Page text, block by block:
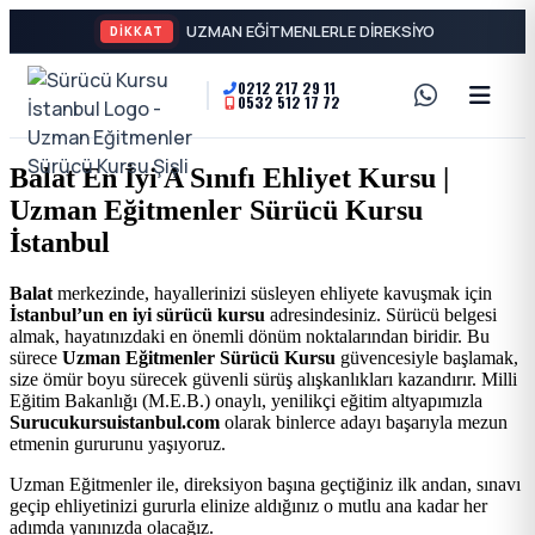
DİKKAT
Sürücü
Kursu
İstanbul
-
Şişli
En
İyi
Ehliyet
A2
Motor
Ehliyeti
ve
Özel
Direksiyon
Dersi
0212 217 29 11
0532 512 17 72
Balat En İyi A Sınıfı Ehliyet Kursu |
Uzman Eğitmenler Sürücü Kursu
İstanbul
Balat merkezinde, hayallerinizi süsleyen ehliyete kavuşmak için
İstanbul’un en iyi sürücü kursu adresindesiniz. Sürücü belgesi
almak, hayatınızdaki en önemli dönüm noktalarından biridir. Bu
sürece Uzman Eğitmenler Sürücü Kursu güvencesiyle başlamak,
size ömür boyu sürecek güvenli sürüş alışkanlıkları kazandırır. Milli
Eğitim Bakanlığı (M.E.B.) onaylı, yenilikçi eğitim altyapımızla
Surucukursuistanbul.com olarak binlerce adayı başarıyla mezun
etmenin gururunu yaşıyoruz.
Uzman Eğitmenler ile, direksiyon başına geçtiğiniz ilk andan, sınavı
geçip ehliyetinizi gururla elinize aldığınız o mutlu ana kadar her
adımda yanınızda olacağız.